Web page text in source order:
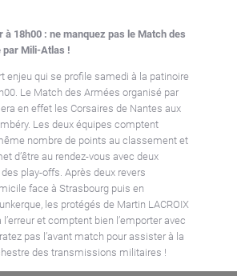
à 18h00 : ne manquez pas le Match des
par Mili-Atlas !
enjeu qui se profile samedi à la patinoire
Le Match des Armées organisé par
en effet les Corsaires de Nantes aux
Les deux équipes comptent
nombre de points au classement et
d’être au rendez-vous avec deux
play-offs. Après deux revers
face à Strasbourg puis en
les protégés de Martin LACROIX
l’erreur et comptent bien l’emporter avec
pas l’avant match pour assister à la
des transmissions militaires !